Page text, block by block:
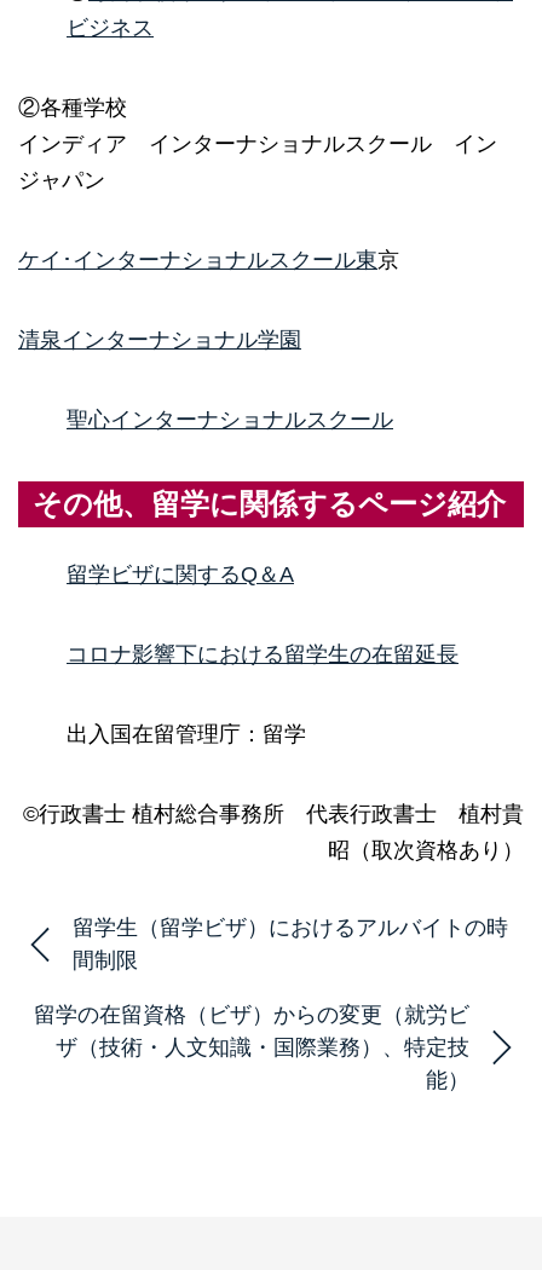
ビジネス
②各種学校
インディア インターナショナルスクール イン
ジャパン
ケイ･インターナショナルスクール東京
清泉インターナショナル学園
聖心インターナショナルスクール
その他、留学に関係するページ紹介
留学ビザに関するQ＆A
コロナ影響下における留学生の在留延長
出入国在留管理庁：留学
©行政書士 植村総合事務所 代表行政書士 植村貴
昭（取次資格あり）
留学生（留学ビザ）におけるアルバイトの時
間制限
留学の在留資格（ビザ）からの変更（就労ビ
ザ（技術・人文知識・国際業務）、特定技
能）